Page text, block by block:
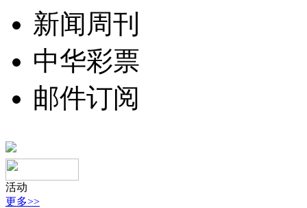
新闻周刊
中华彩票
邮件订阅
活动
更多>>